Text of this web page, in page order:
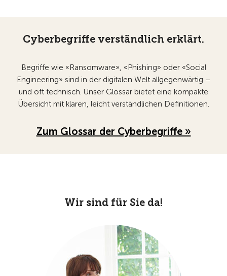
Cyberbegriffe verständlich erklärt.
Begriffe wie «Ransomware», «Phishing» oder «Social
Engineering» sind in der digitalen Welt allgegenwärtig –
und oft technisch. Unser Glossar bietet eine kompakte
Übersicht mit klaren, leicht verständlichen Definitionen.
Zum Glossar der Cyberbegriffe »
Wir sind für Sie da!